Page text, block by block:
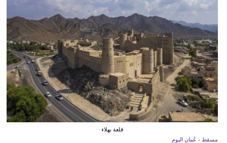
قلعة بهلاء
مسقط - عُمان اليوم